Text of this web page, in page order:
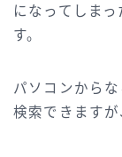
になってしま
す。
パソコンから
検索できますが